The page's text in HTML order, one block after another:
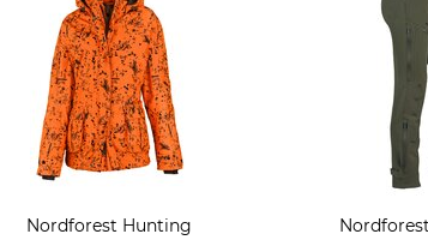
Nordforest Hunting